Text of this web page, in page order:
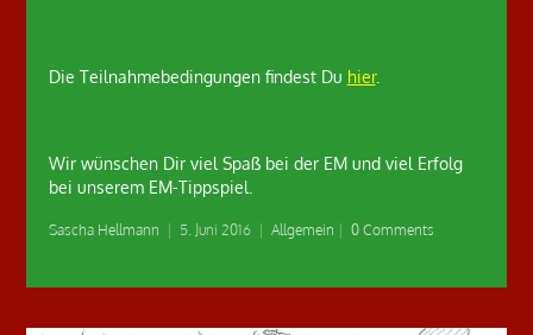
Die Teilnahmebedingungen findest Du hier.
Wir wünschen Dir viel Spaß bei der EM und viel Erfolg
bei unserem EM-Tippspiel.
Sascha Hellmann 5. Juni 2016 Allgemein 0 Comments